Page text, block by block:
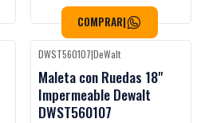
COMPRAR|
-24%OFF Black Week
DWST560107|DeWalt
Maleta con Ruedas 18"
Impermeable Dewalt
DWST560107